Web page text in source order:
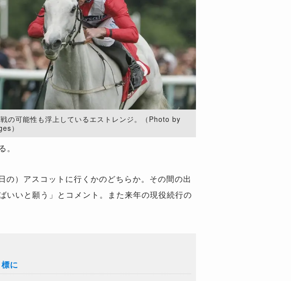
の可能性も浮上しているエストレンジ。（Photo by
）
）アスコットに行くかのどちらか。その間の出
いいと願う」とコメント。また来年の現役続行の
に